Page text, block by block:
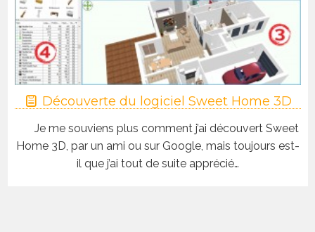
Découverte du logiciel Sweet Home 3D
Je me souviens plus comment j’ai découvert Sweet
Home 3D, par un ami ou sur Google, mais toujours est-
il que j’ai tout de suite apprécié…